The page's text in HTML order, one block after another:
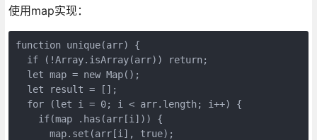
使用map实现：
function unique(arr) {
  if (!Array.isArray(arr)) return;
  let map = new Map();
  let result = [];
  for (let i = 0; i < arr.length; i++) {
    if(map .has(arr[i])) {
      map.set(arr[i], true);